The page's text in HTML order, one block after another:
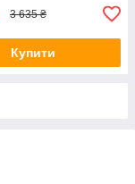
3 635 ₴
Купити